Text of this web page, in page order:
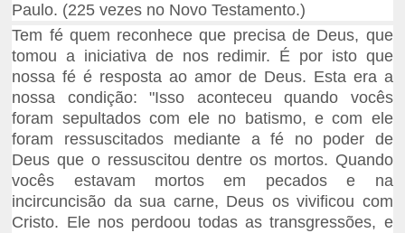
Paulo. (225 vezes no Novo Testamento.)
Tem fé quem reconhece que precisa de Deus, que
tomou a iniciativa de nos redimir. É por isto que
nossa fé é resposta ao amor de Deus. Esta era a
nossa condição: "Isso aconteceu quando vocês
foram sepultados com ele no batismo, e com ele
foram ressuscitados mediante a fé no poder de
Deus que o ressuscitou dentre os mortos. Quando
vocês estavam mortos em pecados e na
incircuncisão da sua carne, Deus os vivificou com
Cristo. Ele nos perdoou todas as transgressões, e